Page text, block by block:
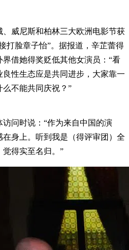
威尼斯和柏林三大欧洲电影节获
打脸章子怡”。据报道，辛芷蕾得
借她得奖贬低其他女演员：“看
性生态应是共同进步，大家靠一
不能共同庆祝？”
问时说：“作为来自中国的演
在身上。听到我是（得评审团）全
得实至名归。”